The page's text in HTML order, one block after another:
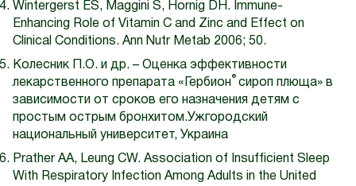
Wintergerst ES, Maggini S, Hornig DH. Immune-
Enhancing Role of Vitamin C and Zinc and Effect on
Clinical Conditions. Ann Nutr Metab 2006; 50.
Колесник П.О. и др. – Оценка эффективности
лекарственного препарата «Гербион ® сироп плюща» в
зависимости от сроков его назначения детям с
простым острым бронхитом.Ужгородский
национальный университет, Украина
Prather AA, Leung CW. Association of Insufficient Sleep
With Respiratory Infection Among Adults in the United